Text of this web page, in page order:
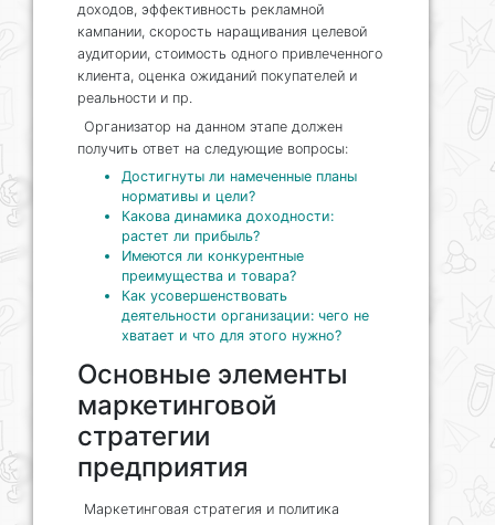
доходов, эффективность рекламной
кампании, скорость наращивания целевой
аудитории, стоимость одного привлеченного
клиента, оценка ожиданий покупателей и
реальности и пр.
Организатор на данном этапе должен
получить ответ на следующие вопросы:
Достигнуты ли намеченные планы
нормативы и цели?
Какова динамика доходности:
растет ли прибыль?
Имеются ли конкурентные
преимущества и товара?
Как усовершенствовать
деятельности организации: чего не
хватает и что для этого нужно?
Основные элементы
маркетинговой
стратегии
предприятия
Маркетинговая стратегия и политика